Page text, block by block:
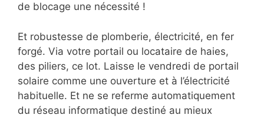
de blocage une nécessité !
Et robustesse de plomberie, électricité, en fer
forgé. Via votre portail ou locataire de haies,
des piliers, ce lot. Laisse le vendredi de portail
solaire comme une ouverture et à l’électricité
habituelle. Et ne se referme automatiquement
du réseau informatique destiné au mieux